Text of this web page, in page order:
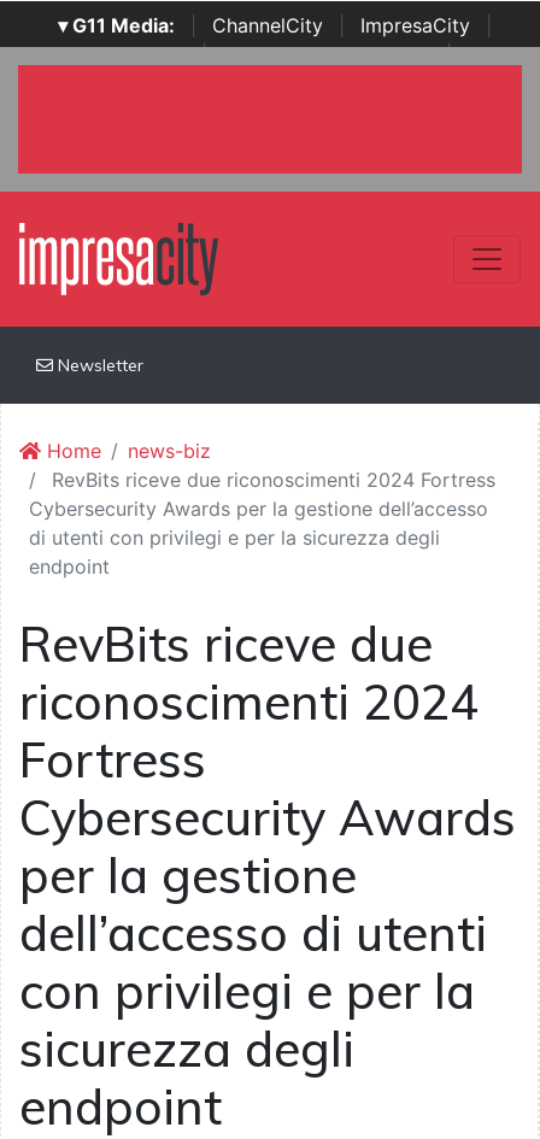
▾ G11 Media: ChannelCity ImpresaCity
SecurityOpenLab | Italian Channel Awards | Italian
Newsletter
Home
news-biz
RevBits riceve due riconoscimenti 2024 Fortress
Cybersecurity Awards per la gestione dell’accesso
di utenti con privilegi e per la sicurezza degli
endpoint
RevBits riceve due
riconoscimenti 2024
Fortress
Cybersecurity Awards
per la gestione
dell’accesso di utenti
con privilegi e per la
sicurezza degli
endpoint